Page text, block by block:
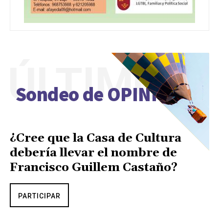
Sondeo de OPINIÓN
ÚLTIMO
¿Cree que la Casa de Cultura
debería llevar el nombre de
Francisco Guillem Castaño?
PARTICIPAR